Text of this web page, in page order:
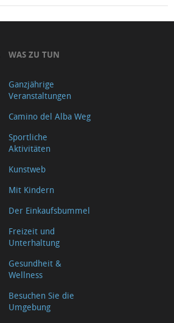
WAS ZU TUN
Ganzjährige
Veranstaltungen
Camino del Alba Weg
Sportliche
Aktivitäten
Kunstweb
Mit Kindern
Der Einkaufsbummel
Freizeit und
Unterhaltung
Gesundheit &
Wellness
Besuchen Sie die
Umgebung